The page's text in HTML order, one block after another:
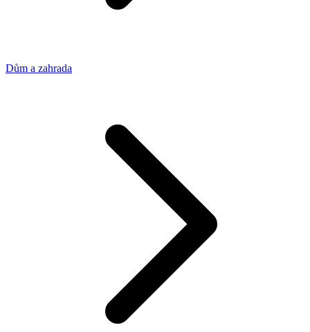
Dům a zahrada